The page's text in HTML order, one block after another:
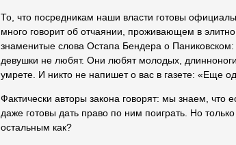
То, что посредникам наши власти готовы
много говорит об отчаянии, проживающем в
знаменитые слова Остапа Бендера о Паниковском:
девушки не любят. Они любят молодых,
умрете. И никто не напишет о вас в газете: «Еще
Фактически авторы закона говорят: мы знаем, что
даже готовы дать право по ним поиграть. Но
остальным как?